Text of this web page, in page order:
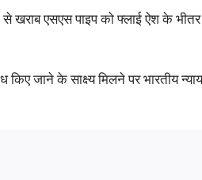
से खराब एसएस पाइप को फ्लाई ऐश के
जाने के साक्ष्य मिलने पर भारतीय